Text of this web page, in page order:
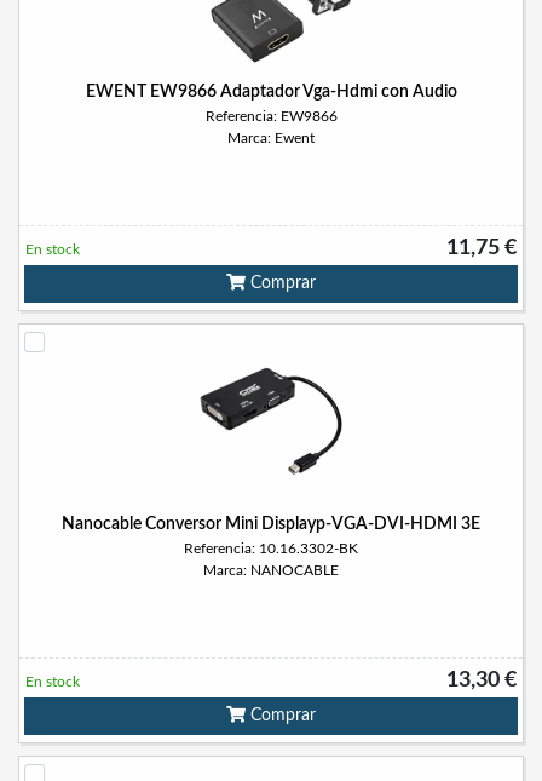
EWENT EW9866 Adaptador Vga-Hdmi con Audio
Referencia: EW9866
Marca: Ewent
11,75 €
En stock
Comprar
Nanocable Conversor Mini Displayp-VGA-DVI-HDMI 3E
Referencia: 10.16.3302-BK
Marca: NANOCABLE
13,30 €
En stock
Comprar